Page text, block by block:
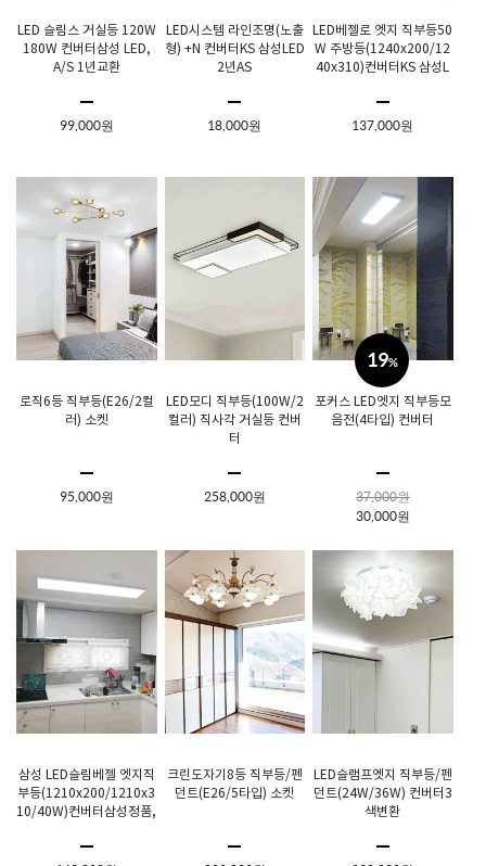
LED 슬림스 거실등 120W
180W 컨버터삼성 LED,
A/S 1년교환
99,000원
LED시스템 라인조명(노출
형) +N 컨버터KS 삼성LED
2년AS
18,000원
LED베젤로 엣지 직부등50
W 주방등(1240x200/12
40x310)컨버터KS 삼성L
137,000원
로직6등 직부등(E26/2컬
러) 소켓
95,000원
LED모디 직부등(100W/2
컬러) 직사각 거실등 컨버
터
258,000원
19%
포커스 LED엣지 직부등모
음전(4타입) 컨버터
37,000원
30,000원
삼성 LED슬림베젤 엣지직
부등(1210x200/1210x3
10/40W)컨버터삼성정품,
크린도자기8등 직부등/펜
던트(E26/5타입) 소켓
LED슬램프엣지 직부등/펜
던트(24W/36W) 컨버터3
색변환